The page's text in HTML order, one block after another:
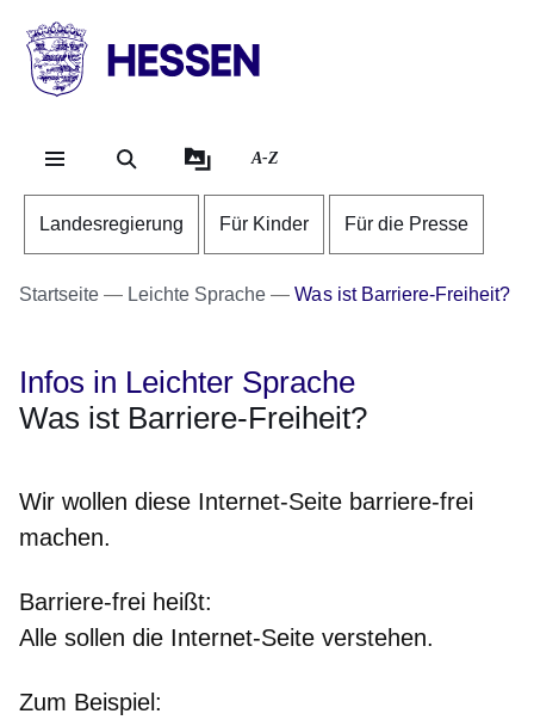
HESSEN
Landesregierung
A-Z
Landesregierung Für Kinder Für die Presse
Startseite Leichte Sprache Was ist Barriere-Freiheit?
Infos in Leichter Sprache
Was ist Barriere-Freiheit?
Wir wollen diese Internet-Seite barriere-frei
machen.
Barriere-frei heißt:
Alle sollen die Internet-Seite verstehen.
Zum Beispiel: